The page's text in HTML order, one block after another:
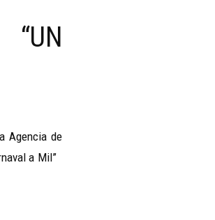
“UN
Agencia de
a Mil”